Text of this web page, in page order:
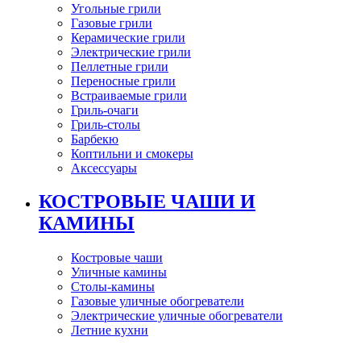
Угольные грили
Газовые грили
Керамические грили
Электрические грили
Пеллетные грили
Переносные грили
Встраиваемые грили
Гриль-очаги
Гриль-столы
Барбекю
Коптильни и смокеры
Аксессуары
КОСТРОВЫЕ ЧАШИ И
КАМИНЫ
Костровые чаши
Уличные камины
Столы-камины
Газовые уличные обогреватели
Электрические уличные обогреватели
Летние кухни